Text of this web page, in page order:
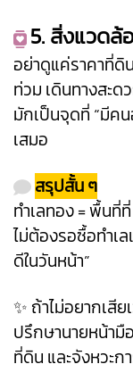
5. สิ่งแวด
อย่าดูแค่ราคาที่ดิ
ท่วม เดินทางสะด
มักเป็นจุดที่ “มีค
เสมอ
สรุปสั้น ๆ
ทำเลทอง = พื้นที่
ไม่ต้องรอซื้อทำเ
ดีในวันหน้า”
✨ ถ้าไม่อยากเสี
ปรึกษานายหน้ามื
ที่ดิน และจังหวะ